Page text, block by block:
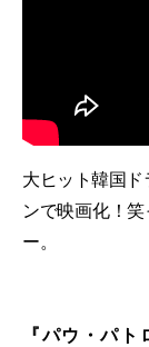
大ヒット韓国
ンで映画化！
ー。
『パウ・パ